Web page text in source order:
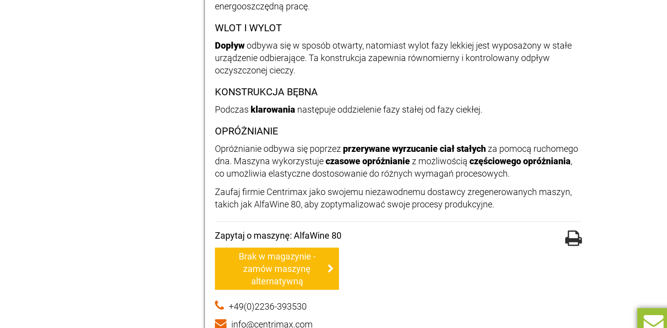
energooszczędną pracę.
WLOT I WYLOT
Dopływodbywa się w sposób otwarty, natomiast wylot fazy lekkiej jest wyposażony w stałe
urządzenie odbierające. Ta konstrukcja zapewnia równomierny i kontrolowany odpływ
oczyszczonej cieczy.
KONSTRUKCJA BĘBNA
Podczas klarowania następuje oddzielenie fazy stałej od fazy ciekłej.
OPRÓŻNIANIE
Opróżnianie odbywa się poprzezprzerywane wyrzucanie ciał stałychza pomocą ruchomego
dna. Maszyna wykorzystujeczasowe opróżnianiez możliwością częściowego opróżniania,
co umożliwia elastyczne dostosowanie do różnych wymagań procesowych.
Zaufaj firmie Centrimax jako swojemu niezawodnemu dostawcy zregenerowanych maszyn,
takich jak AlfaWine 80, aby zoptymalizować swoje procesy produkcyjne.
Zapytaj o maszynę: AlfaWine 80
Brak w magazynie -
zamów maszynę
alternatywną
+49(0)2236-393530
info@centrimax.com